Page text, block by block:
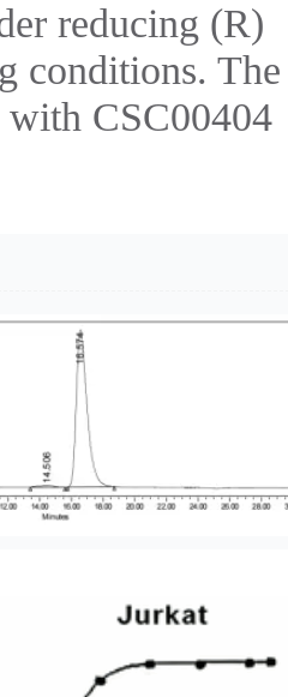
reducing (R)
conditions. The
with CSC00404